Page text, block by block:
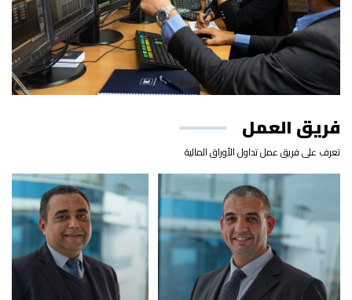
فريق العمل
تعرف على فريق عمل تداول الأوراق المالية